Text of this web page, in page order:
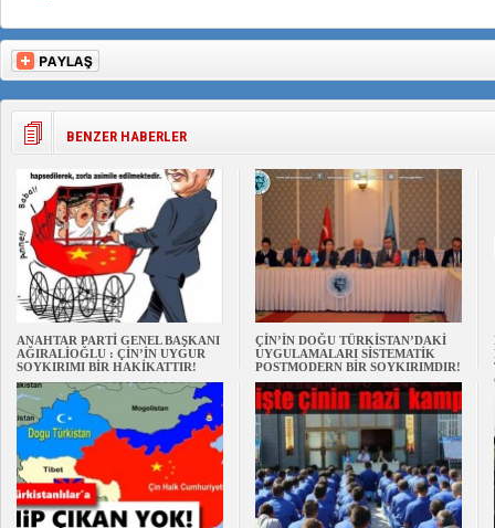
BENZER HABERLER
ANAHTAR PARTİ GENEL BAŞKANI
AĞIRALİOĞLU : ÇİN’İN UYGUR
SOYKIRIMI BİR HAKİKATTIR!
ÇİN’İN DOĞU TÜRKİSTAN’DAKİ
UYGULAMALARI SİSTEMATİK
POSTMODERN BİR SOYKIRIMDIR!